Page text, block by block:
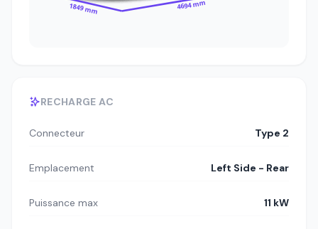
1849 mm 4694 mm
RECHARGE AC
Connecteur Type 2
Emplacement Left Side - Rear
Puissance max 11 kW